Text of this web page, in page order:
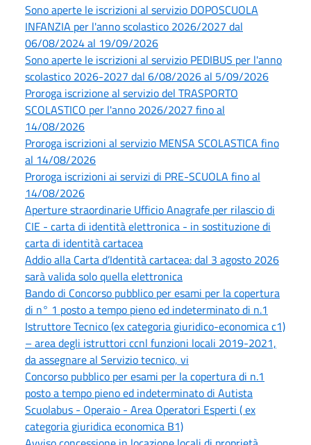
Sono aperte le iscrizioni al servizio DOPOSCUOLA
INFANZIA per l'anno scolastico 2026/2027 dal
06/08/2024 al 19/09/2026
Sono aperte le iscrizioni al servizio PEDIBUS per l'anno
scolastico 2026-2027 dal 6/08/2026 al 5/09/2026
Proroga iscrizione al servizio del TRASPORTO
SCOLASTICO per l'anno 2026/2027 fino al
14/08/2026
Proroga iscrizioni al servizio MENSA SCOLASTICA fino
al 14/08/2026
Proroga iscrizioni ai servizi di PRE-SCUOLA fino al
14/08/2026
Aperture straordinarie Ufficio Anagrafe per rilascio di
CIE - carta di identità elettronica - in sostituzione di
carta di identità cartacea
Addio alla Carta d’Identità cartacea: dal 3 agosto 2026
sarà valida solo quella elettronica
Bando di Concorso pubblico per esami per la copertura
di n° 1 posto a tempo pieno ed indeterminato di n.1
Istruttore Tecnico (ex categoria giuridico-economica c1)
– area degli istruttori ccnl funzioni locali 2019-2021,
da assegnare al Servizio tecnico, vi
Concorso pubblico per esami per la copertura di n.1
posto a tempo pieno ed indeterminato di Autista
Scuolabus - Operaio - Area Operatori Esperti ( ex
categoria giuridica economica B1)